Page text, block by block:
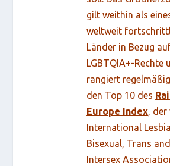
gilt weithin als
weltweit
Länder in Bezug
LGBTQIA+-Rechte
rangiert
den Top 10 des
Europe Index ,
International
Bisexual, Trans and
Intersex